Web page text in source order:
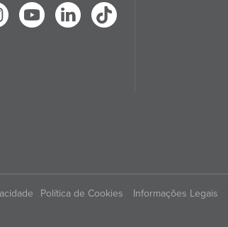
Política de Cookies Informações Legais